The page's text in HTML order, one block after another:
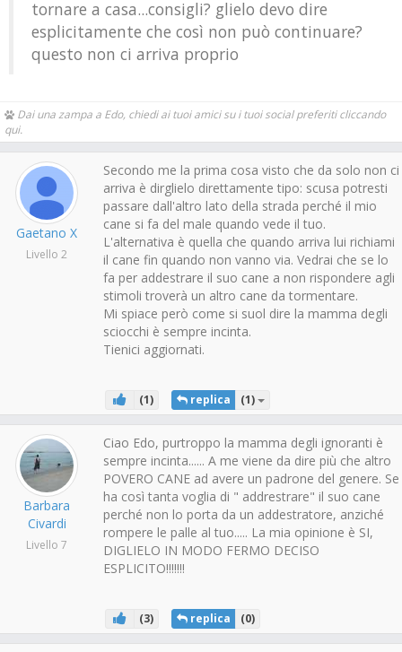
tornare a casa...consigli? glielo devo dire
esplicitamente che così non può continuare?
questo non ci arriva proprio
Dai una zampa a Edo, chiedi ai tuoi amici su i tuoi social preferiti cliccando
qui.
Gaetano X
Livello 2
Secondo me la prima cosa visto che da solo non ci
arriva è dirglielo direttamente tipo: scusa potresti
passare dall'altro lato della strada perché il mio
cane si fa del male quando vede il tuo.
L'alternativa è quella che quando arriva lui richiami
il cane fin quando non vanno via. Vedrai che se lo
fa per addestrare il suo cane a non rispondere agli
stimoli troverà un altro cane da tormentare.
Mi spiace però come si suol dire la mamma degli
sciocchi è sempre incinta.
Tienici aggiornati.
(1) replica (1)
Barbara
Civardi
Livello 7
Ciao Edo, purtroppo la mamma degli ignoranti è
sempre incinta...... A me viene da dire più che altro
POVERO CANE ad avere un padrone del genere. Se
ha così tanta voglia di " addrestrare" il suo cane
perché non lo porta da un addestratore, anziché
rompere le palle al tuo..... La mia opinione è SI,
DIGLIELO IN MODO FERMO DECISO
ESPLICITO!!!!!!!
(3) replica (0)